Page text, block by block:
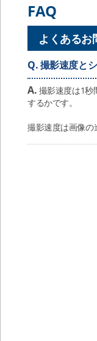
FAQ
よくあるお
Q.撮影速度と
A. 撮影速度は1秒
するかです。
撮影速度は画像